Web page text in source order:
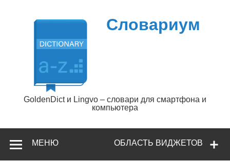
содержимому
Словариум
GoldenDict и Lingvo – словари для смартфона и
компьютера
ОБЛАСТЬ ВИДЖЕТОВ
МЕНЮ